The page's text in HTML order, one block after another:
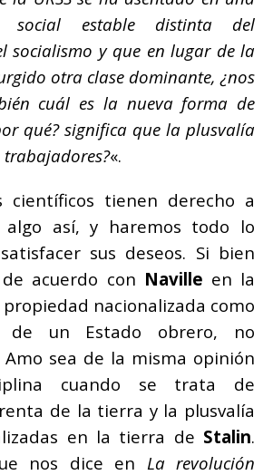
social estable distinta del
socialismo y que en lugar de la
otra clase dominante, ¿nos
cuál es la nueva forma de
qué? significa que la plusvalía
trabajadores?«.
científicos tienen derecho a
así, y haremos todo lo
sus deseos. Si bien
acuerdo con Naville en la
nacionalizada como
de un Estado obrero, no
sea de la misma opinión
cuando se trata de
de la tierra y la plusvalía
en la tierra de Stalin.
nos dice en La revolución